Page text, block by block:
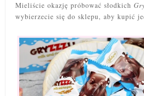
Mieliście okazję próbować słodkich
wybierzecie się do sklepu, aby kupić